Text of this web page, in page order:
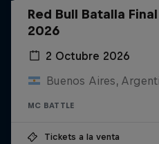
Red Bull Batalla
2026
2 Octubre 2026
Buenos Aires,
MC BATTLE
Tickets a la venta